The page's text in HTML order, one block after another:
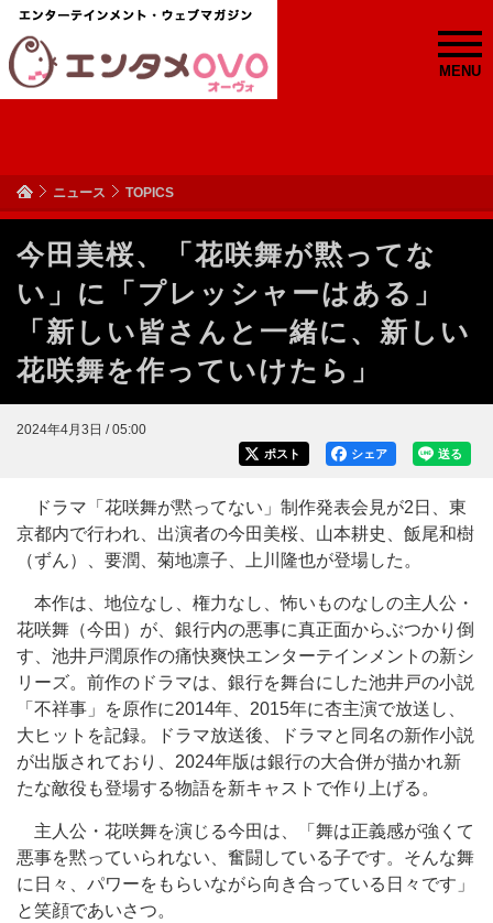
MENU
ニュース TOPICS
今田美桜、「花咲舞が黙ってな
い」に「プレッシャーはある」
「新しい皆さんと一緒に、新しい
花咲舞を作っていけたら」
2024年4月3日 / 05:00
送る
シェア
ポスト
ドラマ「花咲舞が黙ってない」制作発表会見が2日、東
京都内で行われ、出演者の今田美桜、山本耕史、飯尾和樹
（ずん）、要潤、菊地凛子、上川隆也が登場した。
本作は、地位なし、権力なし、怖いものなしの主人公・
花咲舞（今田）が、銀行内の悪事に真正面からぶつかり倒
す、池井戸潤原作の痛快爽快エンターテインメントの新シ
リーズ。前作のドラマは、銀行を舞台にした池井戸の小説
「不祥事」を原作に2014年、2015年に杏主演で放送し、
大ヒットを記録。ドラマ放送後、ドラマと同名の新作小説
が出版されており、2024年版は銀行の大合併が描かれ新
たな敵役も登場する物語を新キャストで作り上げる。
主人公・花咲舞を演じる今田は、「舞は正義感が強くて
悪事を黙っていられない、奮闘している子です。そんな舞
に日々、パワーをもらいながら向き合っている日々です」
と笑顔であいさつ。